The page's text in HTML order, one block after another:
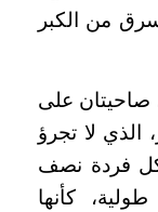
من الكبر
صاحيتان على
الذي لا تجرؤ
كل فردة نصف
كأنها